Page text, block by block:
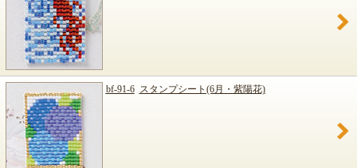
bf-91-6 スタンプシート(6月・紫陽花)